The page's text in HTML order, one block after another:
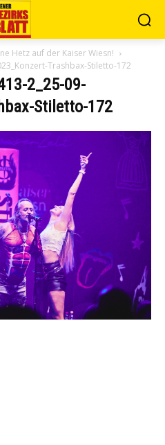
Hetz auf der Kaiser Wiesn!
Trashbax-Stiletto-172
2_25-09-
Stiletto-172